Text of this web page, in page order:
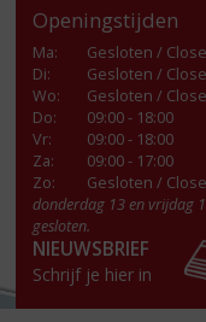
Openingstijden
Ma:
Gesloten /
Di:
Gesloten /
Wo:
Gesloten /
Do:
09:00 - 18:00
Vr:
09:00 - 18:00
Za:
09:00 - 17:00
Zo:
Gesloten /
donderdag 13 en vrijdag
gesloten.
NIEUWSBRIEF
Schrijf je hier in